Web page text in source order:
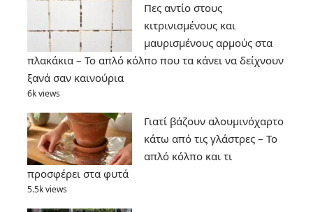
Πες αντίο στους
κιτρινισμένους και
μαυρισμένους αρμούς στα
πλακάκια – Το απλό κόλπο που τα κάνει να δείχνουν
ξανά σαν καινούρια
6k views
Γιατί βάζουν αλουμινόχαρτο
κάτω από τις γλάστρες – Το
απλό κόλπο και τι
προσφέρει στα φυτά
5.5k views